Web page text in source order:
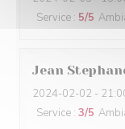
Service : 5/5
Jean
2024-02-02 -
Service : 3/5